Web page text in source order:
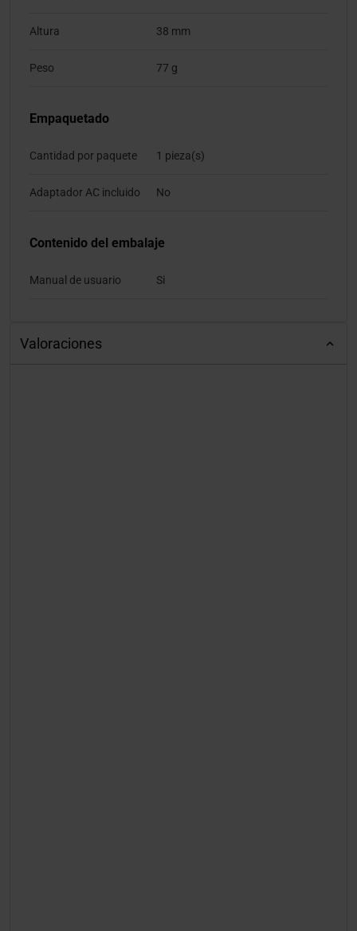
Altura 38 mm
Peso 77 g
Empaquetado
Cantidad por paquete 1 pieza(s)
Adaptador AC incluido No
Contenido del embalaje
Manual de usuario Si
Valoraciones